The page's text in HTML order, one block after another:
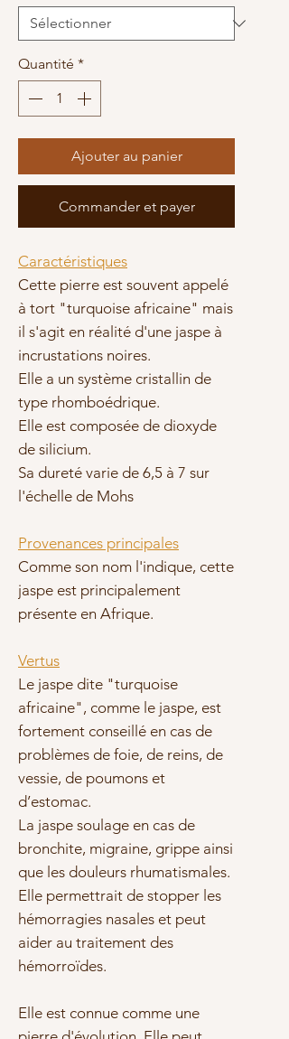
Quantité *
Ajouter au panier
Commander et payer
Caractéristiques
Cette pierre est souvent appelé
à tort "turquoise africaine" mais
il s'agit en réalité d'une jaspe à
incrustations noires.
Elle a un système cristallin de
type rhomboédrique.
Elle est composée de dioxyde
de silicium.
Sa dureté varie de 6,5 à 7 sur
l'échelle de Mohs
Provenances principales
Comme son nom l'indique, cette
jaspe est principalement
présente en Afrique.
Vertus
Le jaspe dite "turquoise
africaine", comme le jaspe, est
fortement conseillé en cas de
problèmes de foie, de reins, de
vessie, de poumons et
d’estomac.
La jaspe soulage en cas de
bronchite, migraine, grippe ainsi
que les douleurs rhumatismales.
Elle permettrait de stopper les
hémorragies nasales et peut
aider au traitement des
hémorroïdes.
Elle est connue comme une